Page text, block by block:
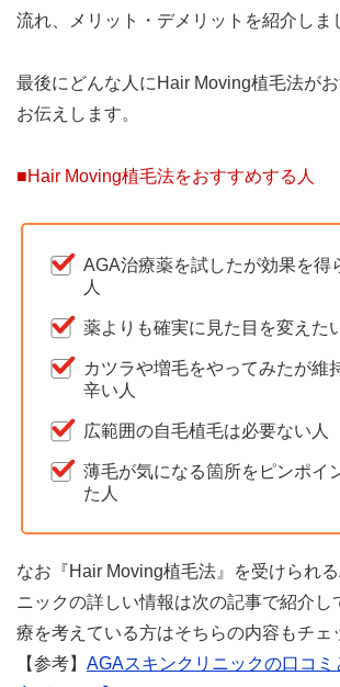
流れ、メリット・デメリットを紹介しま
最後にどんな人にHair Moving植毛法が
お伝えします。
■Hair Moving植毛法をおすすめする人
AGA治療薬を試したが効果を得
人
薬よりも確実に見た目を変えた
カツラや増毛をやってみたが維
辛い人
広範囲の自毛植毛は必要ない人
薄毛が気になる箇所をピンポイ
た人
なお『Hair Moving植毛法』を受けられ
ニックの詳しい情報は次の記事で紹介し
療を考えている方はそちらの内容もチェ
【参考】 AGAスキンクリニックの口コ